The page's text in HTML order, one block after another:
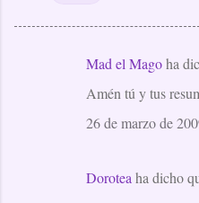
Mad el Magoha
Amén tú y tus
26 de marzo de
Dorotea ha dicho